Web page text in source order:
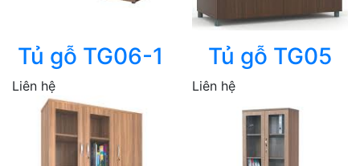
Tủ gỗ TG06-1
Liên hệ
Tủ gỗ TG05
Liên hệ